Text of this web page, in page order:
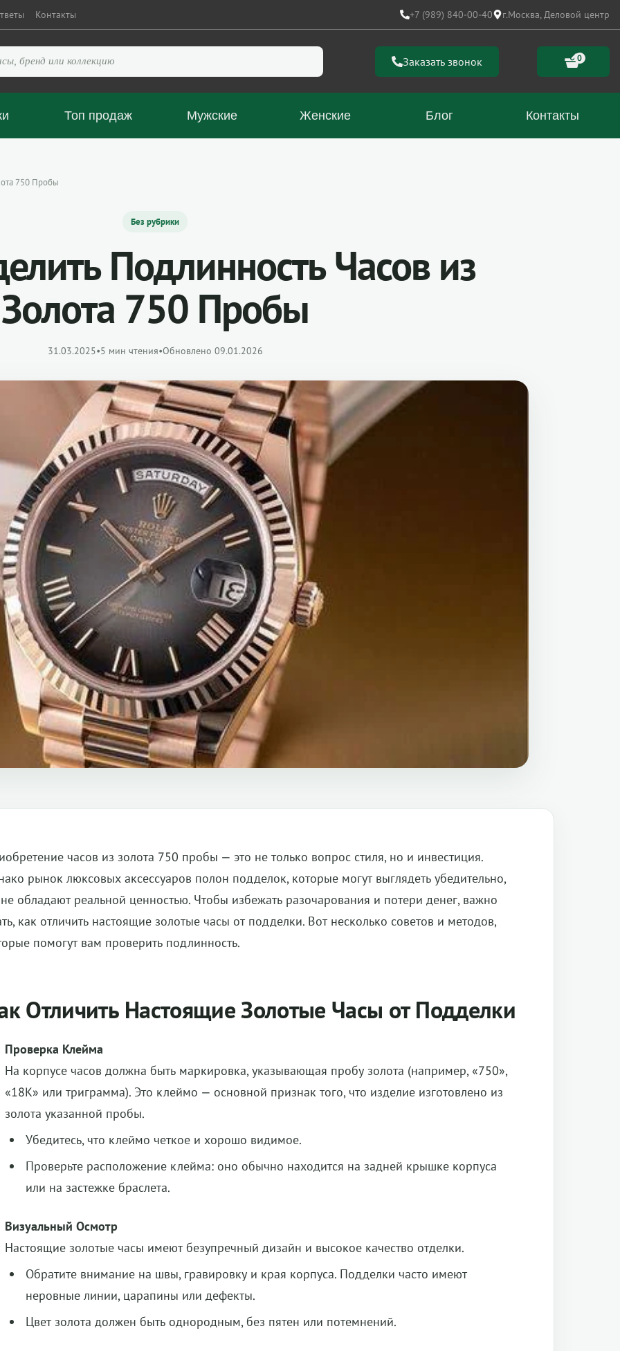
Контакты +7 (989) 840-00-40 г.Москва, Деловой центр
Заказать звонок 0
Топ продаж Мужские Женские Блог Контакты
750 Пробы
Без рубрики
Подлинность Часов из
Золота 750 Пробы
31.03.2025•5 мин чтения•Обновлено 09.01.2026
часов из золота 750 пробы — это не только вопрос стиля, но и инвестиция.
рынок люксовых аксессуаров полон подделок, которые могут выглядеть убедительно,
обладают реальной ценностью. Чтобы избежать разочарования и потери денег, важно
как отличить настоящие золотые часы от подделки. Вот несколько советов и методов,
помогут вам проверить подлинность.
Отличить Настоящие Золотые Часы от Подделки
Проверка Клейма
На корпусе часов должна быть маркировка, указывающая пробу золота (например, «750»,
«18K» или триграмма). Это клеймо — основной признак того, что изделие изготовлено из
золота указанной пробы.
Убедитесь, что клеймо четкое и хорошо видимое.
Проверьте расположение клейма: оно обычно находится на задней крышке корпуса
или на застежке браслета.
Визуальный Осмотр
Настоящие золотые часы имеют безупречный дизайн и высокое качество отделки.
Обратите внимание на швы, гравировку и края корпуса. Подделки часто имеют
неровные линии, царапины или дефекты.
Цвет золота должен быть однородным, без пятен или потемнений.